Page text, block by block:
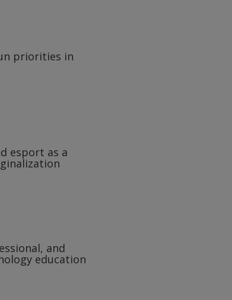
priorities in
esport as a
and
education